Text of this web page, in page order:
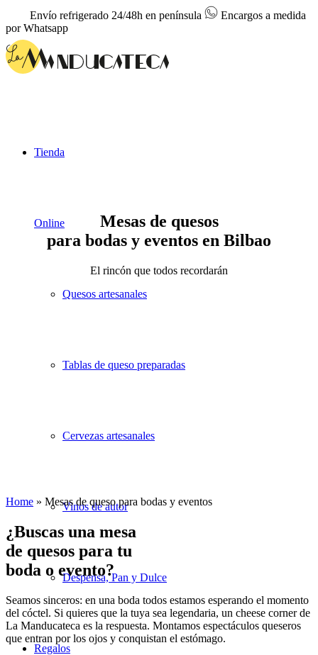
Envío refrigerado 24/48h en península
Encargos a medida
por Whatsapp
Tienda
Online
Quesos artesanales
Tablas de queso preparadas
Cervezas artesanales
Vinos de autor
Despensa, Pan y Dulce
Regalos
Mesas de quesos
para bodas y eventos en Bilbao
El rincón que todos recordarán
Home » Mesas de queso para bodas y eventos
¿Buscas una mesa
de quesos para tu
boda o evento?
Seamos sinceros: en una boda todos estamos esperando el momento
del cóctel. Si quieres que la tuya sea legendaria, un cheese corner de
La Manducateca es la respuesta. Montamos espectáculos queseros
que entran por los ojos y conquistan el estómago.